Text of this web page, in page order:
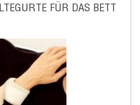
FÜR DAS BETT